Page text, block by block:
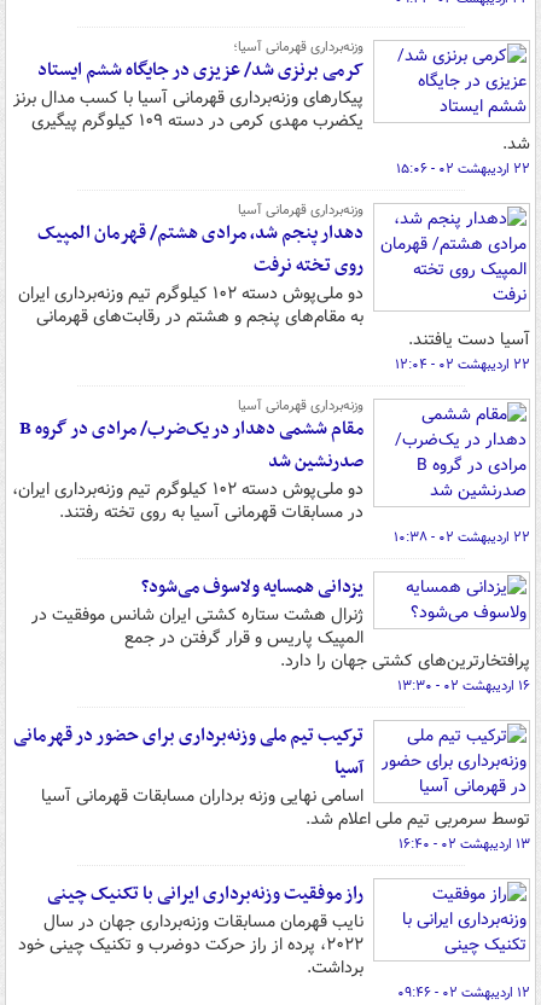
وزنه‌برداری قهرمانی آسیا؛
کرمی برنزی شد/ عزیزی در جایگاه ششم ایستاد
پیکارهای وزنه‌برداری قهرمانی آسیا با کسب مدال برنز
یکضرب مهدی کرمی در دسته ۱۰۹ کیلوگرم پیگیری
شد.
۲۲ اردیبهشت ۰۲ - ۱۵:۰۶
وزنه‌برداری قهرمانی آسیا
دهدار پنجم شد، مرادی هشتم/ قهرمان المپیک
روی تخته نرفت
دو ملی‌پوش دسته ۱۰۲ کیلوگرم تیم وزنه‌برداری ایران
به مقام‌های پنجم و هشتم در رقابت‌های قهرمانی
آسیا دست یافتند.
۲۲ اردیبهشت ۰۲ - ۱۲:۰۴
وزنه‌برداری قهرمانی آسیا
مقام ششمی دهدار در یک‌ضرب/ مرادی در گروه B
صدرنشین شد
دو ملی‌پوش دسته ۱۰۲ کیلوگرم تیم وزنه‌برداری ایران،
در مسابقات قهرمانی آسیا به روی تخته رفتند.
۲۲ اردیبهشت ۰۲ - ۱۰:۳۸
یزدانی همسایه ولاسوف می‌شود؟
ژنرال هشت ستاره کشتی ایران شانس موفقیت در
المپیک پاریس و قرار گرفتن در جمع
پرافتخارترین‌های کشتی جهان را دارد.
۱۶ اردیبهشت ۰۲ - ۱۳:۳۰
ترکیب تیم ملی وزنه‌برداری برای حضور در قهرمانی
آسیا
اسامی نهایی وزنه برداران مسابقات قهرمانی آسیا
توسط سرمربی تیم ملی اعلام شد.
۱۳ اردیبهشت ۰۲ - ۱۶:۴۰
راز موفقیت وزنه‌برداری ایرانی با تکنیک چینی
نایب قهرمان مسابقات وزنه‌برداری جهان در سال
۲۰۲۲، پرده از راز حرکت دوضرب و تکنیک چینی خود
برداشت.
۱۲ اردیبهشت ۰۲ - ۰۹:۴۶